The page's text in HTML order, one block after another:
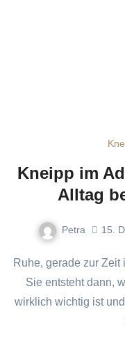
Kneipp im
Alltag
Petra 15.
Ruhe, gerade zur Zeit im Advent, entsteht nicht von selbst.
Sie entsteht dann,
wirklich wichtig ist